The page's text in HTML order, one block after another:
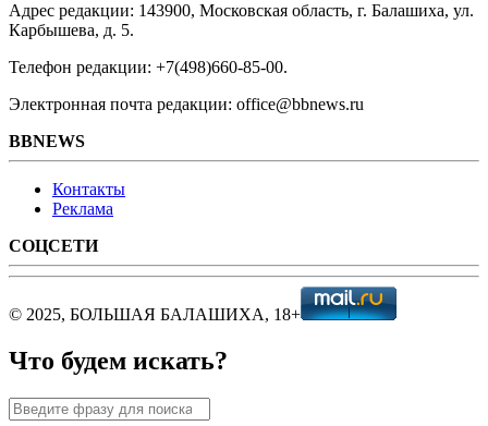
Адрес редакции: 143900, Московская область, г. Балашиха, ул.
Карбышева, д. 5.
Телефон редакции: +7(498)660-85-00.
Электронная почта редакции: office@bbnews.ru
BBNEWS
Контакты
Реклама
СОЦСЕТИ
© 2025, БОЛЬШАЯ БАЛАШИХА, 18+
Что будем искать?